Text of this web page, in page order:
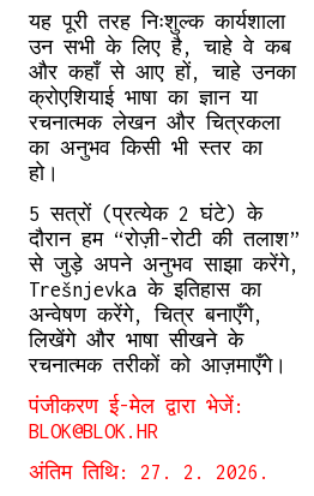
यह पूरी तरह निःशुल्क कार्यशाला
उन सभी के लिए है, चाहे वे कब
और कहाँ से आए हों, चाहे उनका
क्रोएशियाई भाषा का ज्ञान या
रचनात्मक लेखन और चित्रकला
का अनुभव किसी भी स्तर का
हो।
5 सत्रों (प्रत्येक 2 घंटे) के
दौरान हम “रोज़ी-रोटी की तलाश”
से जुड़े अपने अनुभव साझा करेंगे,
Trešnjevka के इतिहास का
अन्वेषण करेंगे, चित्र बनाएँगे,
लिखेंगे और भाषा सीखने के
रचनात्मक तरीकों को आज़माएँगे।
पंजीकरण ई-मेल द्वारा भेजें:
BLOK@BLOK.HR
अंतिम तिथि: 27. 2. 2026.